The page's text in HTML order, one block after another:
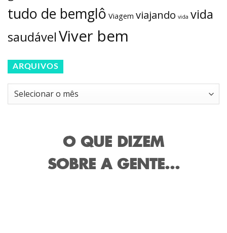
tudo de bemglô Viagem viajando vida vida
saudávelViver bem
ARQUIVOS
Arquivos
O QUE DIZEM
SOBRE A GENTE...